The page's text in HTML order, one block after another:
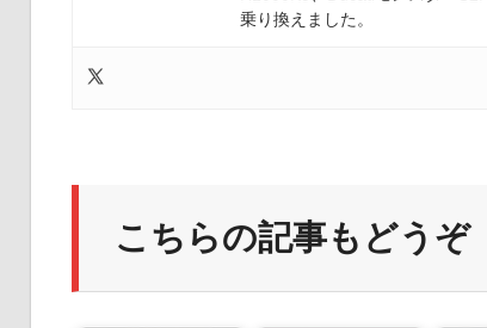
乗り換えました。
こちらの記事もどうぞ